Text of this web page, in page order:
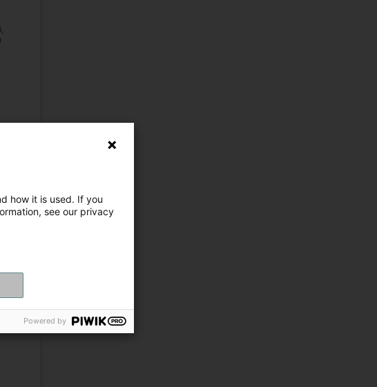
how it is used. If you
see our privacy
Powered by